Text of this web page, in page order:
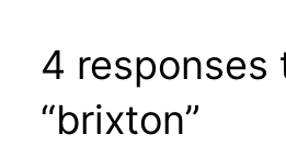
4 responses
“brixton”